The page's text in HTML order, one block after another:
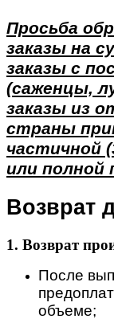
Просьба
заказы на
заказы с
(саженцы,
заказы из
страны
частичной
или полной
Возврат
1. Возврат
После
объеме;